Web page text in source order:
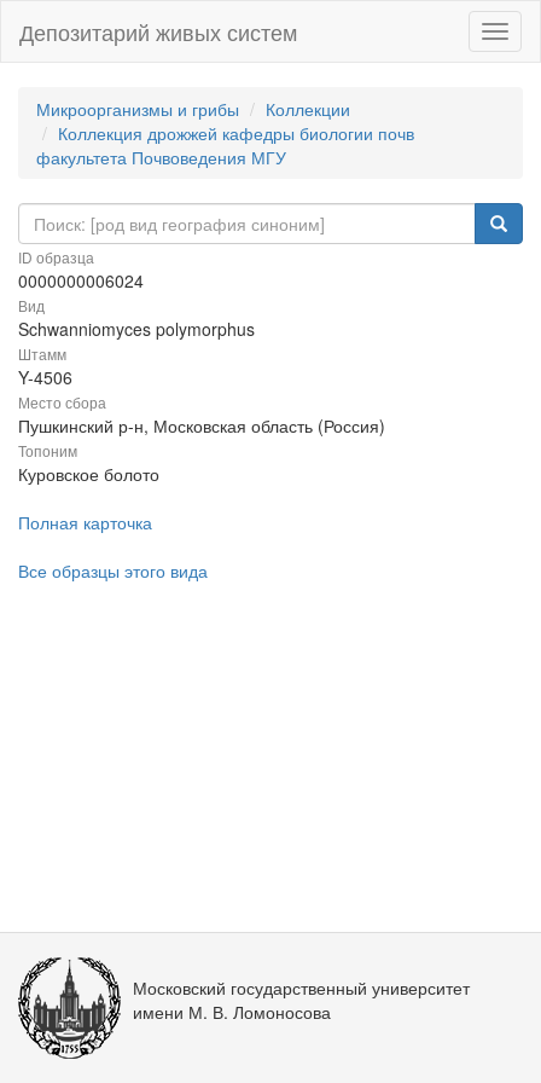
Депозитарий живых систем
Микроорганизмы и грибы
Коллекции
Коллекция дрожжей кафедры биологии почв
факультета Почвоведения МГУ
ID образца
0000000006024
Вид
Schwanniomyces polymorphus
Штамм
Y-4506
Место сбора
Пушкинский р-н, Московская область (Россия)
Топоним
Куровское болото
Полная карточка
Все образцы этого вида
Московский государственный университет
имени М. В. Ломоносова